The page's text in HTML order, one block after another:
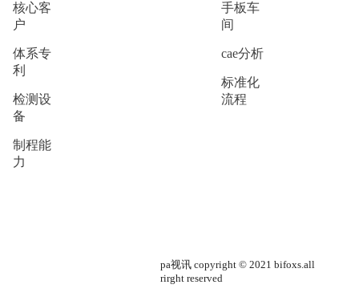
核心客
户
体系专
利
检测设
备
制程能
力
手板车
间
cae分析
标准化
流程
pa视讯 copyright © 2021 bifoxs.all
rirght reserved